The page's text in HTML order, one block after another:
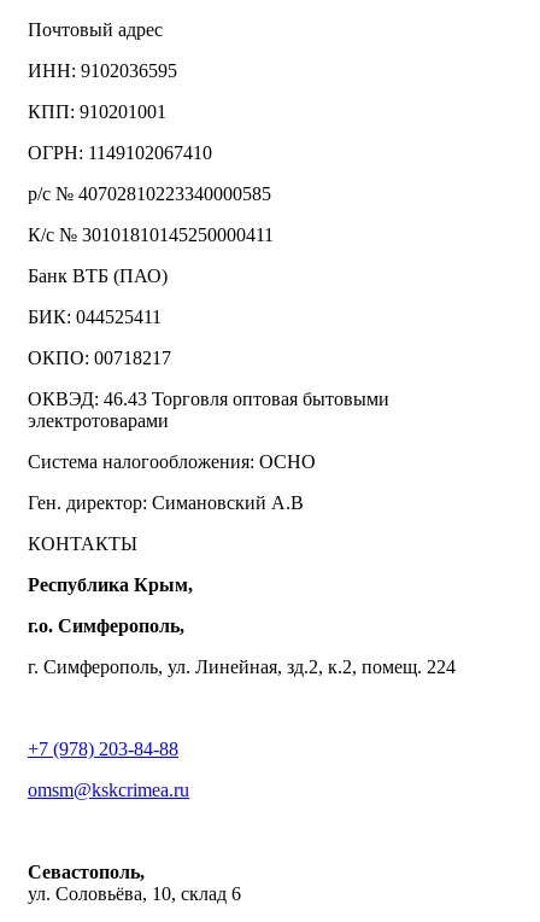
Почтовый адрес
ИНН: 9102036595
КПП: 910201001
ОГРН: 1149102067410
р/с № 40702810223340000585
К/с № 30101810145250000411
Банк ВТБ (ПАО)
БИК: 044525411
ОКПО: 00718217
ОКВЭД: 46.43 Торговля оптовая бытовыми
электротоварами
Система налогообложения: ОСНО
Ген. директор: Симановский А.В
КОНТАКТЫ
Республика Крым,
г.о. Симферополь,
г. Симферополь, ул. Линейная, зд.2, к.2, помещ. 224
+7 (978) 203-84-88
omsm@kskcrimea.ru
Севастополь,
ул. Соловьёва, 10, склад 6